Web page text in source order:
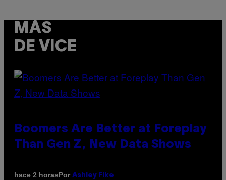
MÁS
DE VICE
Boomers Are Better at Foreplay
Than Gen Z, New Data Shows
hace 2 horasPor Ashley Fike